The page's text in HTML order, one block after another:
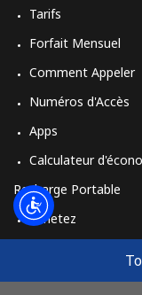
Tarifs
Forfait Mensuel
Comment Appeler
Numéros d'Accès
Apps
Calculateur
Recharge Portable
Achetez